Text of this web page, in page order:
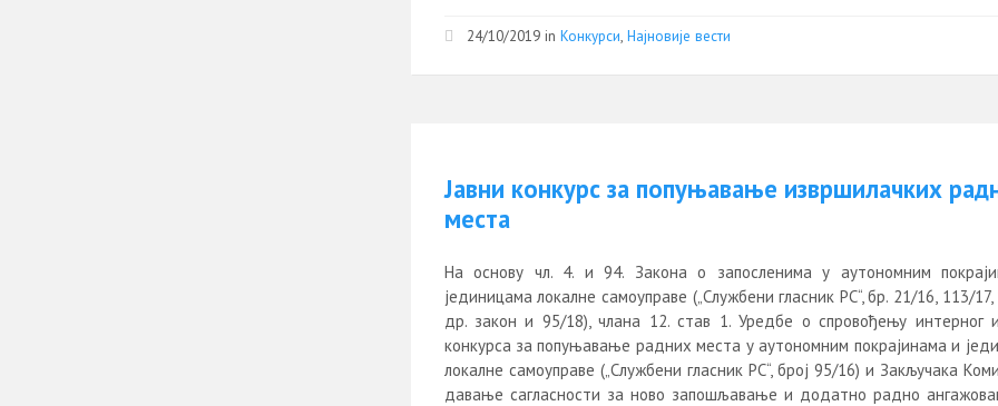
24/10/2019in Конкурси, Најновије вести
Јавни конкурс за попуњавање извршилачких
места
На основу чл. 4. и 94. Закона о запосленима у аутономним
јединицама локалне самоуправе („Службени гласник РС“, бр. 21/16, 113/
др. закон и 95/18), члана 12. став 1. Уредбе о спровођењу интерног и
конкурса за попуњавање радних места у аутономним покрајинама и
локалне самоуправе („Службени гласник РС“, број 95/16) и Закључака
давање сагласности за ново запошљавање и додатно радно